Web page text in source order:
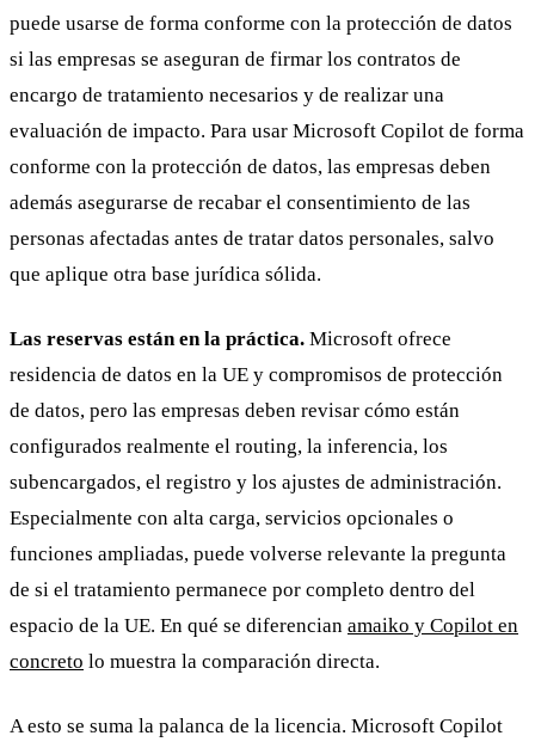
puede usarse de forma conforme con la protección de datos
si las empresas se aseguran de firmar los contratos de
encargo de tratamiento necesarios y de realizar una
evaluación de impacto. Para usar Microsoft Copilot de forma
conforme con la protección de datos, las empresas deben
además asegurarse de recabar el consentimiento de las
personas afectadas antes de tratar datos personales, salvo
que aplique otra base jurídica sólida.
Las reservas están en la práctica. Microsoft ofrece
residencia de datos en la UE y compromisos de protección
de datos, pero las empresas deben revisar cómo están
configurados realmente el routing, la inferencia, los
subencargados, el registro y los ajustes de administración.
Especialmente con alta carga, servicios opcionales o
funciones ampliadas, puede volverse relevante la pregunta
de si el tratamiento permanece por completo dentro del
espacio de la UE. En qué se diferencian amaiko y Copilot en
concreto lo muestra la comparación directa.
A esto se suma la palanca de la licencia. Microsoft Copilot